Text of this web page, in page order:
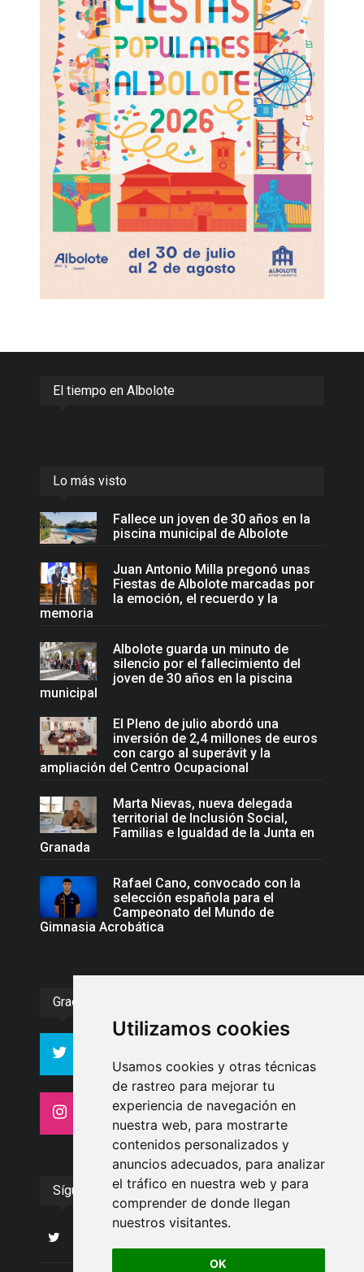
Utilizamos cookies
Usamos cookies y otras técnicas
de rastreo para mejorar tu
experiencia de navegación en
nuestra web, para mostrarte
contenidos personalizados y
anuncios adecuados, para analizar
el tráfico en nuestra web y para
comprender de donde llegan
nuestros visitantes.
OK
El tiempo en Albolote
Lo más visto
Fallece un joven de 30 años en la
piscina municipal de Albolote
Juan Antonio Milla pregonó unas
Fiestas de Albolote marcadas por
la emoción, el recuerdo y la
memoria
Albolote guarda un minuto de
silencio por el fallecimiento del
joven de 30 años en la piscina
municipal
El Pleno de julio abordó una
inversión de 2,4 millones de euros
con cargo al superávit y la
ampliación del Centro Ocupacional
Marta Nievas, nueva delegada
territorial de Inclusión Social,
Familias e Igualdad de la Junta en
Granada
Rafael Cano, convocado con la
selección española para el
Campeonato del Mundo de
Gimnasia Acrobática
Gracias :)
Seguidores
Seguidores
4413
Seguidores
26
Seguidores
Síguenos